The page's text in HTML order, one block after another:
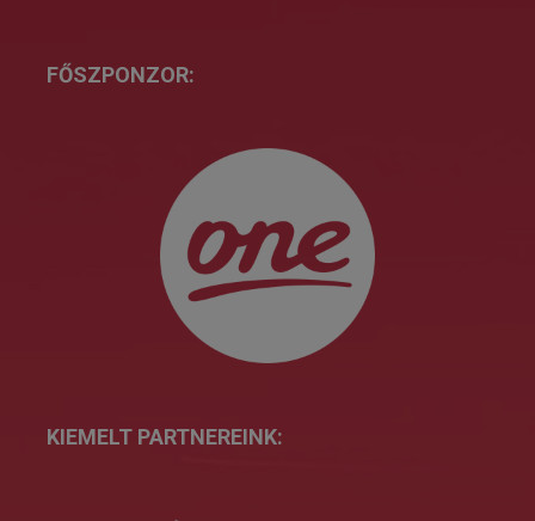
FŐSZPONZOR:
KIEMELT PARTNEREINK: